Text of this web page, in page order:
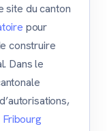
site du canton
pour
construire
Dans le
Fribourg